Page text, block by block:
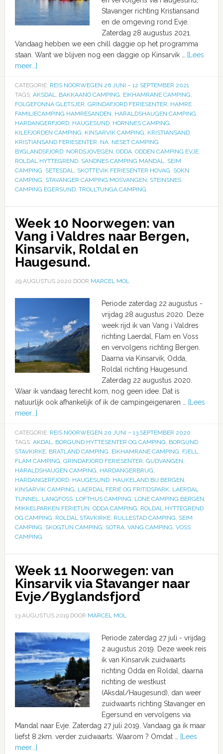
Stavanger richting Kristiansand
en de omgeving rond Evje.
Zaterdag 28 augustus 2021.
Vandaag hebben we een chill daggie op het programma
staan. Want we blijven nog een daggie op Kinsarvik …
[Lees
meer...]
CATEGORIE: REIS NOORWEGEN 26 JUNI – 12 SEPTEMBER 2021
TAGS: AKSDAL, BAKKAANO CAMPING, EIKHAMRANE CAMPING,
FOLGEFONNA GLETSJER, GRINDAFJORD FERIESENTER, HAMRE
FAMILIECAMPING HAMRESANDEN, HARALDSHAUGEN CAMPING,
HARDANGERFJORD, HAUGESUND, HORNNES CAMPING,
KILEFJORDEN CAMPING, KINSARVIK CAMPING, KRISTIANSAND,
KRISTIANSAND FERIESENTER, NA, NESET CAMPING
BYGLANDSFJORD, NORDSJOVEGEN, ODDA, ODDEN CAMPING EVJE,
ROLDAL HYTTEGREND, SANDNES CAMPING MANDAL, SEIM
CAMPING, SETESDAL, SKOTTEVIK FERIESENTER HOVAG, SOKN
CAMPING, STAVANGER CAMPING MOSVANGEN, STEINSNES
CAMPING EGERSUND, TROLLTUNGA CAMPING
Week 10 Noorwegen: van
Vang i Valdres naar Bergen,
Kinsarvik, Roldal en
Haugesund.
29 AUGUSTUS 2020 DOOR MARCEL MOL
Periode zaterdag 22 augustus -
vrijdag 28 augustus 2020. Deze
week rijd ik van Vang i Valdres
richting Laerdal, Flam en Voss
en vervolgens richting Bergen.
Daarna via Kinsarvik, Odda,
Roldal richting Haugesund.
Zaterdag 22 augustus 2020.
Waar ik vandaag terecht kom, nog geen idee. Dat is
natuurlijk ook afhankelijk of ik de campingeigenaren …
[Lees
meer...]
CATEGORIE: REIS NOORWEGEN 20 JUNI – 13 SEPTEMBER 2020
TAGS: AKDAL, BORGUND HYTTESENTER OG CAMPING, BORGUND
STAVKIRKE, BRATLAND CAMPING, EIKHAMRANE CAMPING, FJELL,
FLAM CAMPING, GRINDAFJORD FERIESENTER, GUDVANGEN,
HARALDSHAUGEN CAMPING, HARDANGERBRUG,
HARDANGERFJORD, HAUGESUND, HAUKELAND BIJ BERGEN,
KINSARVIK CAMPING, LAERDAL FERIE OG FRITIDSPARK, LAERDAL
TUNNEL, LANGFOSS, LOFTHUS CAMPING, LONE CAMPING BERGEN,
MIKKELPARKEN FERIETUN, ODDA CAMPING, ROLDAL HYTTEGREND
OG CAMPING, ROLDAL STAVKIRKE, RULLESTAD CAMPING, SEIM
CAMPING, SKOGTUN CAMPING, SOTRA, VANG CAMPING, VOSS
CAMPING
Week 11 Noorwegen: van
Kinsarvik via Stavanger naar
Evje/Byglandsfjord
13 AUGUSTUS 2019DOOR MARCEL MOL
Periode zaterdag 27 juli - vrijdag
2 augustus 2019. Deze week reis
ik van Kinsarvik zuidwaarts
richting Odda en Roldal, daarna
richting de westkust
(Aksdal/Haugesund), dan weer
zuidwaarts richting Stavanger en
Egersund en vervolgens via
Mandal naar Evje. Zaterdag 27 juli 2019. Vandaag ga ik maar
liefst 8.2km. verder zuidwaarts. Waarom ? Omdat …
[Lees
meer...]